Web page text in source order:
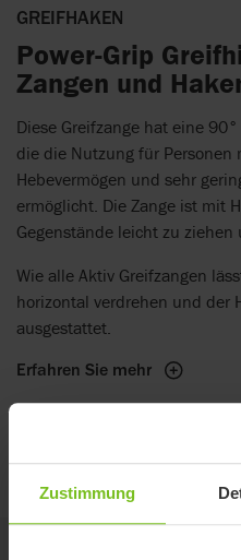
Zustimmung
GREIFHAKEN
Power-Grip
Zangen und
Diese Greifzange hat eine
die die Nutzung für Personen
Hebevermögen und sehr
ermöglicht. Die Zange ist mit
Gegenstände leicht zu
Wie alle Aktiv Greifzangen
horizontal verdrehen und der
ausgestattet.
Erfahren Sie mehr